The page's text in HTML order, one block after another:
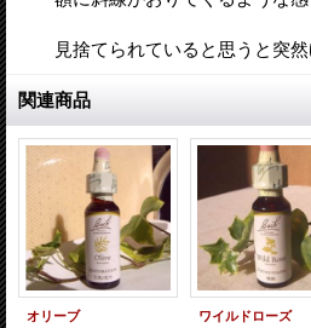
見捨てられていると思うと突然
関連商品
オリーブ ワイルドローズ